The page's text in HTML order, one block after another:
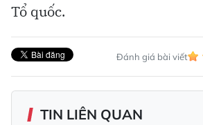
Tổ quốc.
Đánh giá bài viết
TIN LIÊN QUAN